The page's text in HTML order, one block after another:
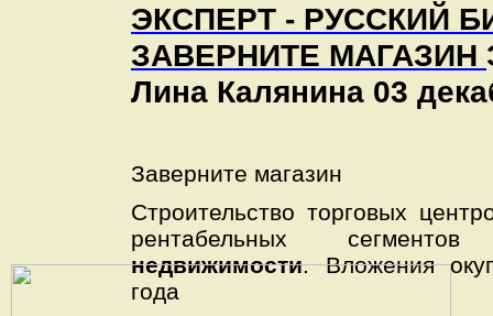
ЭКСПЕРТ - РУССКИЙ
ЗАВЕРНИТЕ МАГАЗИН
Лина Калянина 03
Заверните магазин
Строительство торговых
рентабельных
недвижимости. Вложения
года